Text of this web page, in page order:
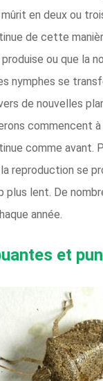
en deux ou
de cette
ou que la
nymphes se
de nouvelles
commencent
comme avant.
reproduction se
plus lent. De
année.
et